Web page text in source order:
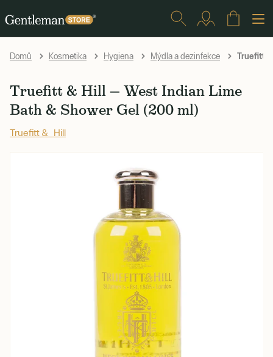
Domů Kosmetika Hygiena Mýdla a dezinfekce Truefitt
Truefitt & Hill — West Indian Lime
Bath & Shower Gel (200 ml)
Truefitt & Hill